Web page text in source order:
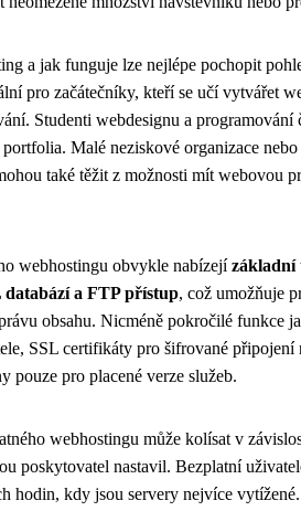
a jak funguje lze nejlépe pochopit
pro začátečníky, kteří se učí vytvářet
Studenti webdesignu a
Malé neziskové organizace
také těžit z možnosti mít webovou
webhostingu obvykle nabízejízákladní
a FTP přístup, což umožňuje
obsahu. Nicméně pokročilé funkce
SSL certifikáty pro šifrované
pouze pro placené verze služeb.
webhostingu může kolísat v
poskytovatel nastavil. Bezplatní
hodin, kdy jsou servery nejvíce